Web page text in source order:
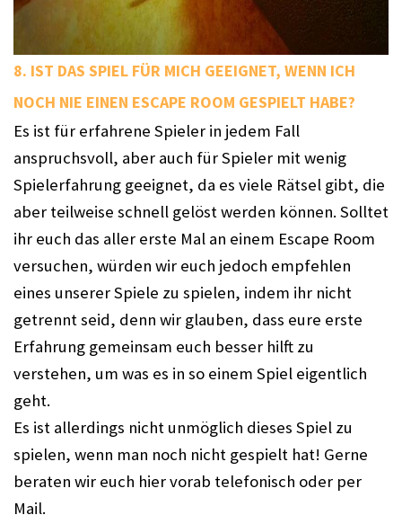
8. IST DAS SPIEL FÜR MICH GEEIGNET, WENN ICH
NOCH NIE EINEN ESCAPE ROOM GESPIELT HABE?
Es ist für erfahrene Spieler in jedem Fall
anspruchsvoll, aber auch für Spieler mit wenig
Spielerfahrung geeignet, da es viele Rätsel gibt, die
aber teilweise schnell gelöst werden können. Solltet
ihr euch das aller erste Mal an einem Escape Room
versuchen, würden wir euch jedoch empfehlen
eines unserer Spiele zu spielen, indem ihr nicht
getrennt seid, denn wir glauben, dass eure erste
Erfahrung gemeinsam euch besser hilft zu
verstehen, um was es in so einem Spiel eigentlich
geht.
Es ist allerdings nicht unmöglich dieses Spiel zu
spielen, wenn man noch nicht gespielt hat! Gerne
beraten wir euch hier vorab telefonisch oder per
Mail.